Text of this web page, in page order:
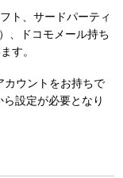
ト、サードパーティ
、ドコモメール持ち
す。
カウントをお持ちで
設定が必要となり